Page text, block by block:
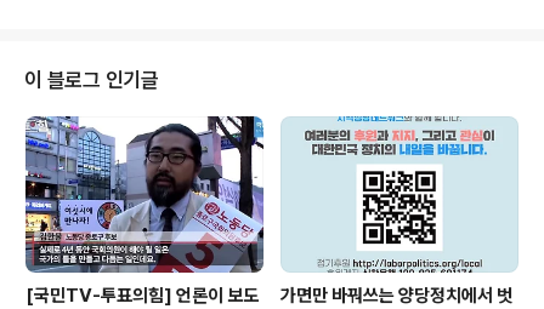
사를 나가고 회사 대표는 실형을 선고받고 복역했습니다.
그럼에도 회사가 경제적 타격까지 무릅쓰고 직장폐쇄를 길
게 끄는 이유는 무엇일까요. 답은 대체 생산에 있습니다. 직
장을 폐쇄하고 대체 생산을 통해 회사는 여전히 돌아가고
있던 것입니다. 현대기아차이 묵인하고 14개 협력업체가
공모한 결과입니다. 사법부는 대체 생산을..
이 블로그 인기글
[국민TV-투표의힘] 언론이 보도
가면만 바꿔쓰는 양당정치에서 벗